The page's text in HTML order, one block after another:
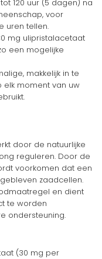
120 uur (5 dagen) na
voor
uren tellen.
mg ulipristalacetaat
een mogelijke
makkelijk in te
moment van uw
door de natuurlijke
reguleren. Door de
voorkomen dat een
zaadcellen.
en dient
te worden
ondersteuning.
(30 mg per